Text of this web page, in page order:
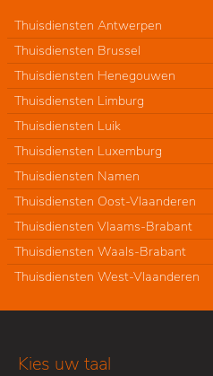
Thuisdiensten Antwerpen
Thuisdiensten Brussel
Thuisdiensten Henegouwen
Thuisdiensten Limburg
Thuisdiensten Luik
Thuisdiensten Luxemburg
Thuisdiensten Namen
Thuisdiensten Oost-Vlaanderen
Thuisdiensten Vlaams-Brabant
Thuisdiensten Waals-Brabant
Thuisdiensten West-Vlaanderen
Kies uw taal